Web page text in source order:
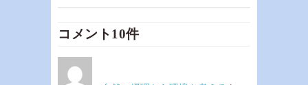
コメント10件